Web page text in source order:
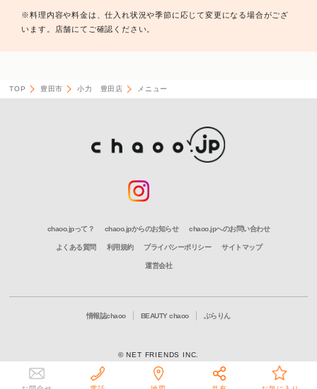
※料理内容や料金は、仕入れ状況や季節に応じて変更になる場合がござ
います。店舗にてご確認ください。
TOP 豊田市 小力 豊田店 メニュー
chaoo.jpって？ chaoo.jpからのお知らせ chaoo.jpへのお問い合わせ
よくある質問 利用規約 プライバシーポリシー サイトマップ
運営会社
情報誌chaoo BEAUTY chaoo ぶらりん
© NET FRIENDS INC.